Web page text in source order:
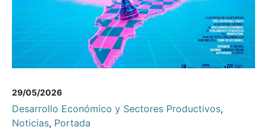
29/05/2026
Desarrollo Económico y Sectores Productivos,
Noticias, Portada